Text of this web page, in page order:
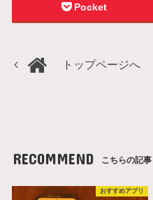
Pocket
トップページへ
RECOMMEND こちらの記事
おすすめアプリ